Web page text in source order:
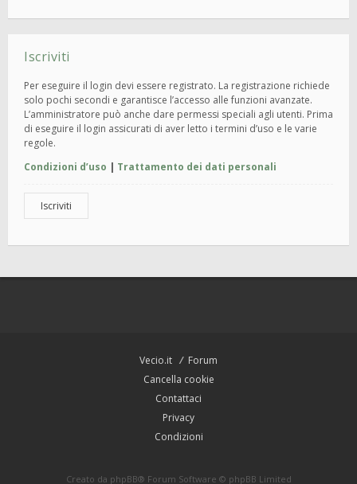
Iscriviti
Per eseguire il login devi essere registrato. La registrazione richiede
solo pochi secondi e garantisce l’accesso alle funzioni avanzate.
L’amministratore può anche dare permessi speciali agli utenti. Prima
di eseguire il login assicurati di aver letto i termini d’uso e le varie
regole.
Condizioni d’uso | Trattamento dei dati personali
Iscriviti
Vecio.it
Forum
Cancella cookie
Contattaci
Privacy
Condizioni
Creato da phpBB® Forum Software © phpBB Limited